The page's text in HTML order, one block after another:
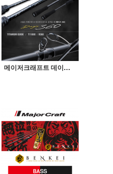
메이저크래프트 데이즈 360 배스로드 DAYS